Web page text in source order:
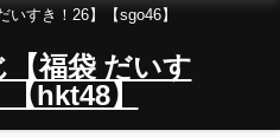
いすき！26】【sgo46】
【福袋 だいす
hkt48】